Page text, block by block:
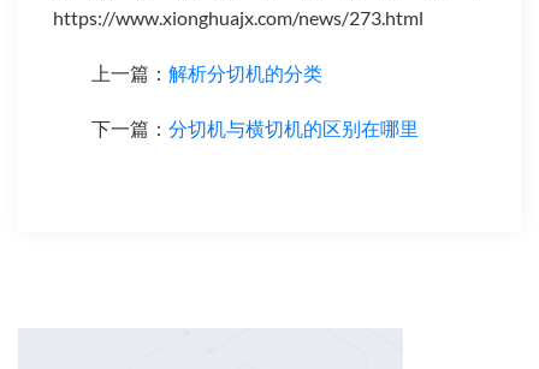
https://www.xionghuajx.com/news/273.html
上一篇： 解析分切机的分类
下一篇： 分切机与横切机的区别在哪里